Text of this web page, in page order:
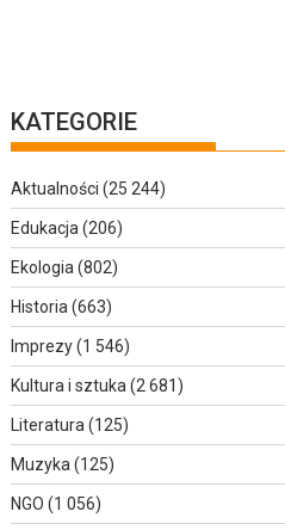
KATEGORIE
Aktualności (25 244)
Edukacja (206)
Ekologia (802)
Historia (663)
Imprezy(1 546)
Kultura i sztuka (2 681)
Literatura (125)
Muzyka (125)
NGO (1 056)